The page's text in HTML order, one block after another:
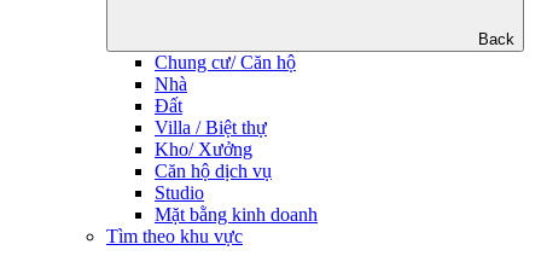
Back
Chung cư/ Căn hộ
Nhà
Đất
Villa / Biệt thự
Kho/ Xưởng
Căn hộ dịch vụ
Studio
Mặt bằng kinh doanh
Tìm theo khu vực